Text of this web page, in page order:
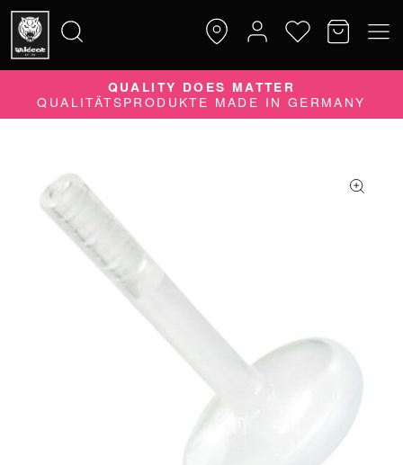
Suche
nach:
QUALITY DOES MATTER
QUALITÄTSPRODUKTE MADE IN GERMANY